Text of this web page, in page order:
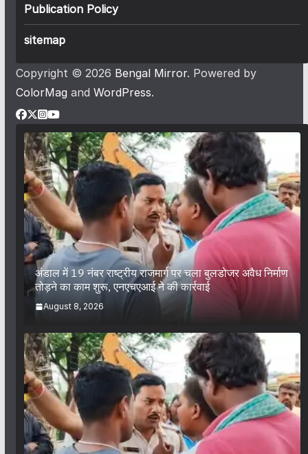
Publication Policy
sitemap
Copyright © 2026 Bengal Mirror. Powered by
ColorMag and WordPress.
अंडाल में 19 नंबर राष्ट्रीय राजमार्ग पर चला बुलडोजर अवैध निर्माण
तोड़ने का काम शुरू, एनएचएआई ने की कार्रवाई
August 8, 2026